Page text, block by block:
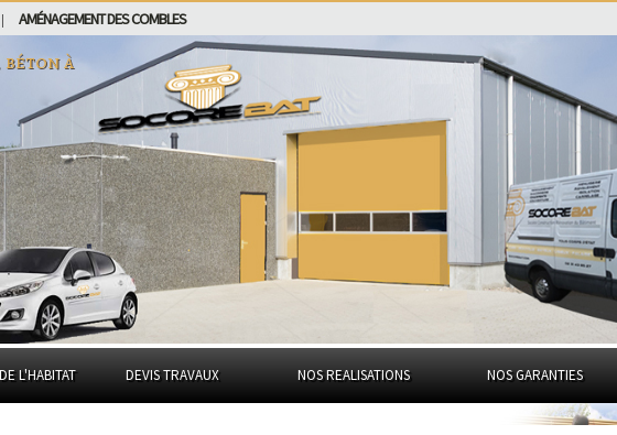
AMÉNAGEMENT DES COMBLES
à
L'HABITAT DEVIS TRAVAUX NOS REALISATIONS NOS GARANTIES